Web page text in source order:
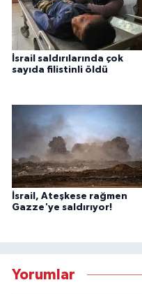
İsrail saldırılarında çok
sayıda filistinli öldü
İsrail, Ateşkese rağmen
Gazze'ye saldırıyor!
Yorumlar